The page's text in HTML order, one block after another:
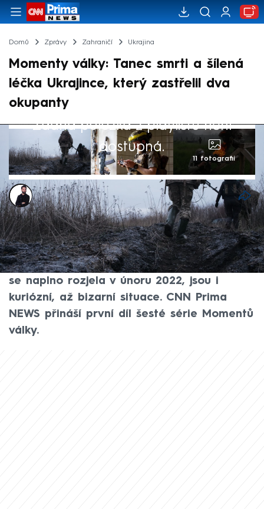
Domů Zprávy Zahraničí Ukrajina
Momenty války: Tanec smrti a šílená
léčka Ukrajince, který zastřelil dva
okupanty
Žádná položka z playlistu není
dostupná.
11 fotografií
Marek Veselý
1. lis 2025, 06:12
Ruská invaze na Ukrajinu je bezpochyby
nejkrvavějším konfliktem v Evropě od druhé
světové války. Součástí ničivé agrese, která
se naplno rozjela v únoru 2022, jsou i
kuriózní, až bizarní situace. CNN Prima
NEWS přináší první díl šesté série Momentů
války.